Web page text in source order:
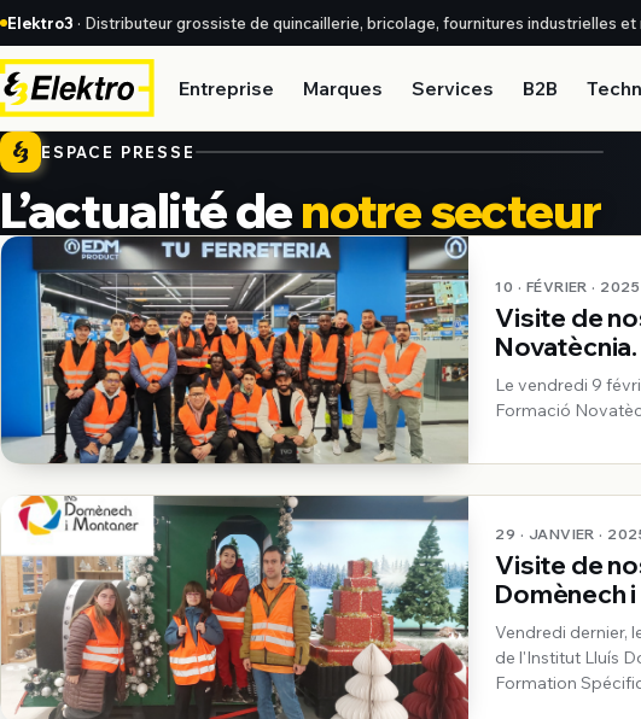
Elektro3 · Distributeur grossiste de quincaillerie, bricolage, fournitures industrielles et
Entreprise Marques Services B2B
ESPACE PRESSE
L’actualité denotre secteur
L’actualité de <em>notre secteur</em>
10 · FÉVRIER · 2025
Visite de
Novatècnia.
Le vendredi 9
Formació
29 · JANVIER ·
Visite de
Domènech
Vendredi dernier,
de l'Institut Lluís
Formation